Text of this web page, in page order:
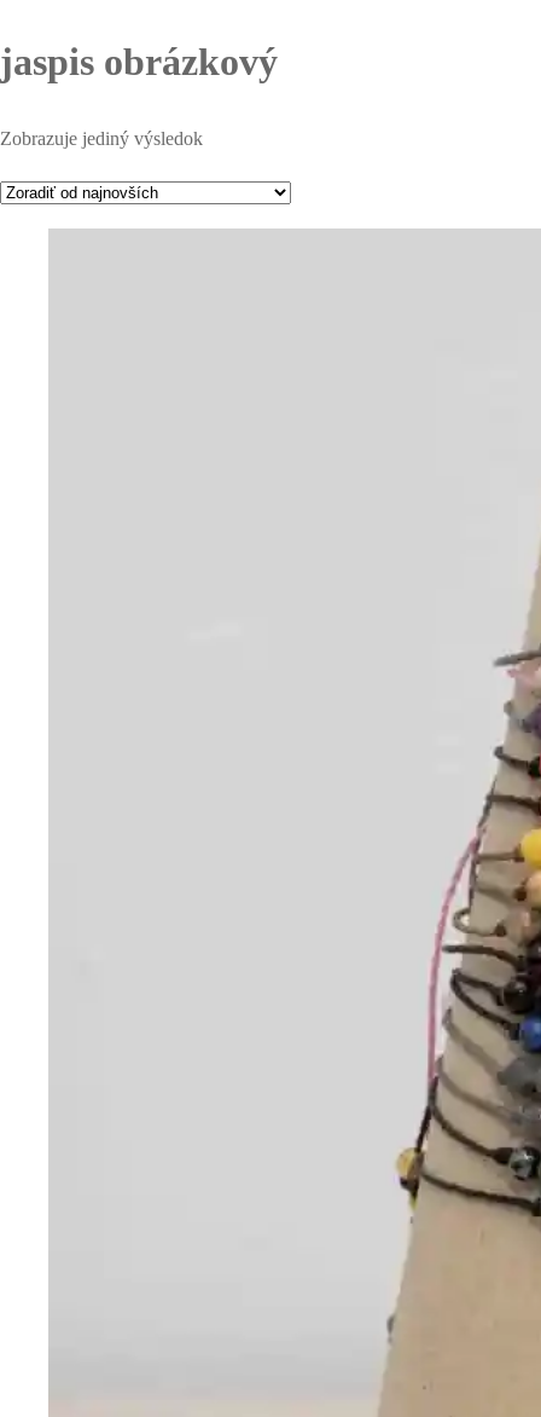
jaspis obrázkový
Zobrazuje jediný výsledok